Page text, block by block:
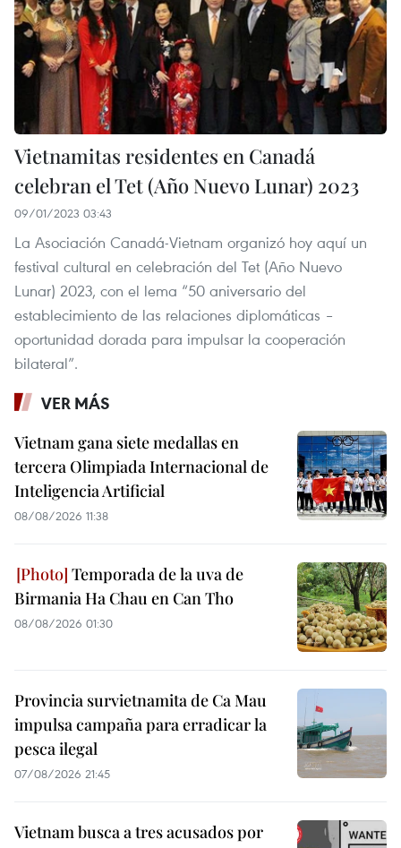
Vietnamitas residentes en Canadá
celebran el Tet (Año Nuevo Lunar) 2023
09/01/2023 03:43
La Asociación Canadá-Vietnam organizó hoy aquí un
festival cultural en celebración del Tet (Año Nuevo
Lunar) 2023, con el lema “50 aniversario del
establecimiento de las relaciones diplomáticas –
oportunidad dorada para impulsar la cooperación
bilateral”.
VER MÁS
Vietnam gana siete medallas en
tercera Olimpiada Internacional de
Inteligencia Artificial
08/08/2026 11:38
Temporada de la uva de
Birmania Ha Chau en Can Tho
08/08/2026 01:30
Provincia survietnamita de Ca Mau
impulsa campaña para erradicar la
pesca ilegal
07/08/2026 21:45
Vietnam busca a tres acusados por